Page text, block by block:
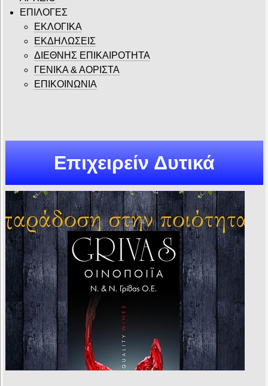
ΕΠΙΛΟΓΕΣ
ΕΚΛΟΓΙΚΑ
ΕΚΔΗΛΩΣΕΙΣ
ΔΙΕΘΝΗΣ ΕΠΙΚΑΙΡΟΤΗΤΑ
ΓΕΝΙΚΑ & ΑΟΡΙΣΤΑ
ΕΠΙΚΟΙΝΩΝΙΑ
Επιχειρείν Δυτικά